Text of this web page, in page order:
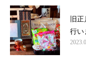
旧
行い